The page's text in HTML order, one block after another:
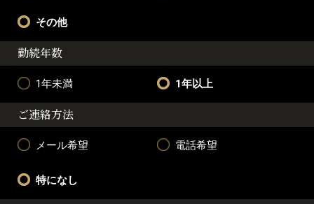
その他
勤続年数
1年未満 1年以上
ご連絡方法
メール希望 電話希望
特になし